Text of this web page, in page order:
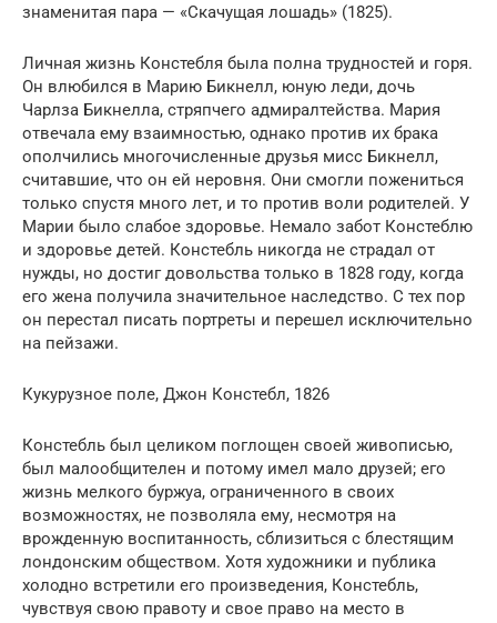
знаменитая пара — «Скачущая лошадь» (1825).
Личная жизнь Констебля была полна трудностей и горя.
Он влюбился в Марию Бикнелл, юную леди, дочь
Чарлза Бикнелла, стряпчего адмиралтейства. Мария
отвечала ему взаимностью, однако против их брака
ополчились многочисленные друзья мисс Бикнелл,
считавшие, что он ей неровня. Они смогли пожениться
только спустя много лет, и то против воли родителей. У
Марии было слабое здоровье. Немало забот Констеблю
и здоровье детей. Констебль никогда не страдал от
нужды, но достиг довольства только в 1828 году, когда
его жена получила значительное наследство. С тех пор
он перестал писать портреты и перешел исключительно
на пейзажи.
Кукурузное поле, Джон Констебл, 1826
Констебль был целиком поглощен своей живописью,
был малообщителен и потому имел мало друзей; его
жизнь мелкого буржуа, ограниченного в своих
возможностях, не позволяла ему, несмотря на
врожденную воспитанность, сблизиться с блестящим
лондонским обществом. Хотя художники и публика
холодно встретили его произведения, Констебль,
чувствуя свою правоту и свое право на место в